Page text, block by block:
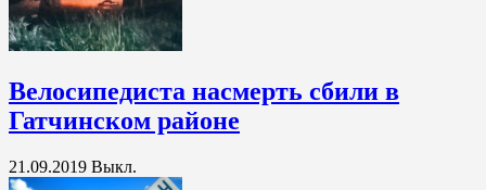
Велосипедиста насмерть сбили в
Гатчинском районе
21.09.2019 Выкл.